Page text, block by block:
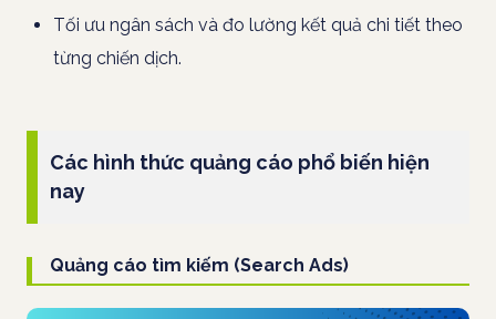
Tối ưu ngân sách và đo lường kết quả chi tiết theo
từng chiến dịch.
Các hình thức quảng cáo phổ biến hiện
nay
Quảng cáo tìm kiếm (Search Ads)